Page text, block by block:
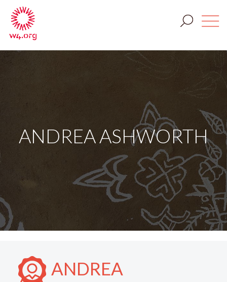
ANDREA ASHWORTH
ANDREA